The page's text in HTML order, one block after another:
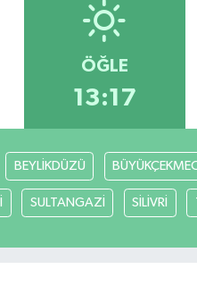
ÖĞLE
13:17
BEYLİKDÜZÜ
SULTANGAZİ SİLİVRİ